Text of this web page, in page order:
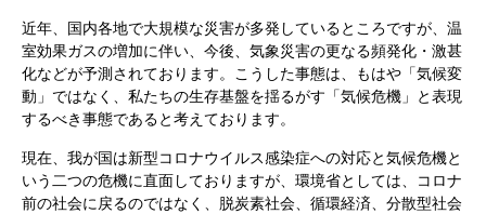
近年、国内各地で大規模な災害が多発しているところですが、温
室効果ガスの増加に伴い、今後、気象災害の更なる頻発化・激甚
化などが予測されております。こうした事態は、もはや「気候変
動」ではなく、私たちの生存基盤を揺るがす「気候危機」と表現
するべき事態であると考えております。
現在、我が国は新型コロナウイルス感染症への対応と気候危機と
いう二つの危機に直面しておりますが、環境省としては、コロナ
前の社会に戻るのではなく、脱炭素社会、循環経済、分散型社会